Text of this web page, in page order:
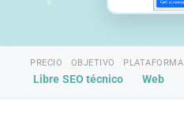
PRECIO
Libre
OBJETIVO
SEO técnico
PLATAFORMA
Web